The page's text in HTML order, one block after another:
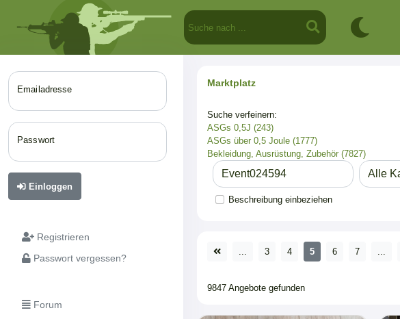
Emailadresse
Passwort
Einloggen
Registrieren
Passwort vergessen?
Forum
Marktplatz
Suche verfeinern:
ASGs 0,5J (243)
ASGs über 0,5 Joule (1777)
Bekleidung, Ausrüstung, Zubehör (7827)
Beschreibung einbeziehen
... 3 4 5 6 7 ...
9847 Angebote gefunden